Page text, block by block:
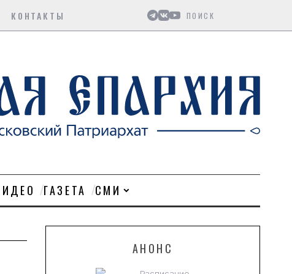
КОНТАКТЫ
ГАЗЕТА СМИ
АНОНС